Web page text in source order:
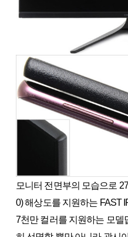
모니터 전면부의 모습으로
0) 해상도를 지원하는 FAST
7천만 컬러를 지원하는 모델